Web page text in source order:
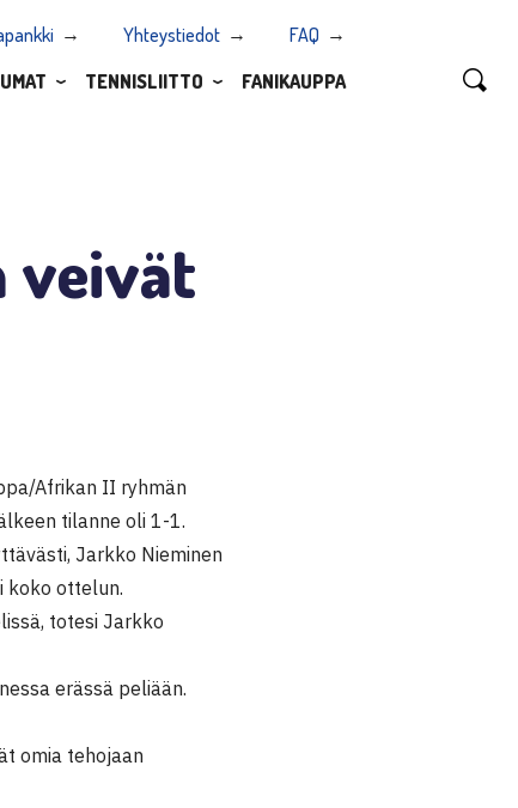
Yhteystiedot
FAQ
TENNISLIITTO FANIKAUPPA
veivät
Afrikan II ryhmän
tilanne oli 1-1.
Jarkko Nieminen
koko ottelun.
totesi Jarkko
erässä peliään.
omia tehojaan